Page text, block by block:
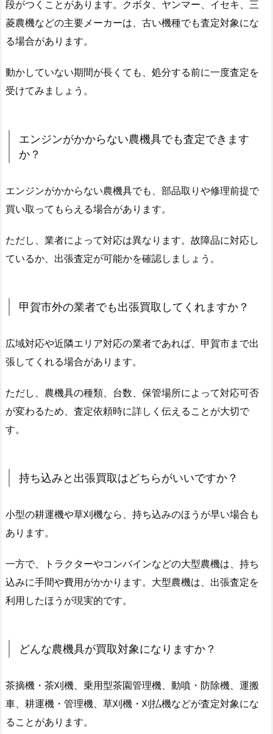
段がつくことがあります。クボタ、ヤンマー、イセキ、三
菱農機などの主要メーカーは、古い機種でも査定対象にな
る場合があります。
動かしていない期間が長くても、処分する前に一度査定を
受けてみましょう。
エンジンがかからない農機具でも査定できます
か？
エンジンがかからない農機具でも、部品取りや修理前提で
買い取ってもらえる場合があります。
ただし、業者によって対応は異なります。故障品に対応し
ているか、出張査定が可能かを確認しましょう。
甲賀市外の業者でも出張買取してくれますか？
広域対応や近隣エリア対応の業者であれば、甲賀市まで出
張してくれる場合があります。
ただし、農機具の種類、台数、保管場所によって対応可否
が変わるため、査定依頼時に詳しく伝えることが大切で
す。
持ち込みと出張買取はどちらがいいですか？
小型の耕運機や草刈機なら、持ち込みのほうが早い場合も
あります。
一方で、トラクターやコンバインなどの大型農機は、持ち
込みに手間や費用がかかります。大型農機は、出張査定を
利用したほうが現実的です。
どんな農機具が買取対象になりますか？
茶摘機・茶刈機、乗用型茶園管理機、動噴・防除機、運搬
車、耕運機・管理機、草刈機・刈払機などが査定対象にな
ることがあります。